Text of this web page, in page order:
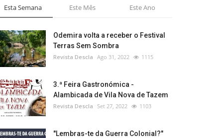
Esta Semana Este Mês Este Ano
Odemira volta a receber o Festival
Terras Sem Sombra
Revista Descla Ago 31, 2022 1115
3.ª Feira Gastronómica -
Alambicada de Vila Nova de Tazem
Revista Descla Set 27, 2022 1103
"Lembras-te da Guerra Colonial?"